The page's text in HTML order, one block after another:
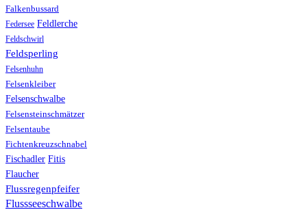
Falkenbussard
Federsee Feldlerche
Feldschwirl
Feldsperling
Felsenhuhn
Felsenkleiber
Felsenschwalbe
Felsensteinschmätzer
Felsentaube
Fichtenkreuzschnabel
Fischadler Fitis
Flaucher
Flussregenpfeifer
Flussseeschwalbe